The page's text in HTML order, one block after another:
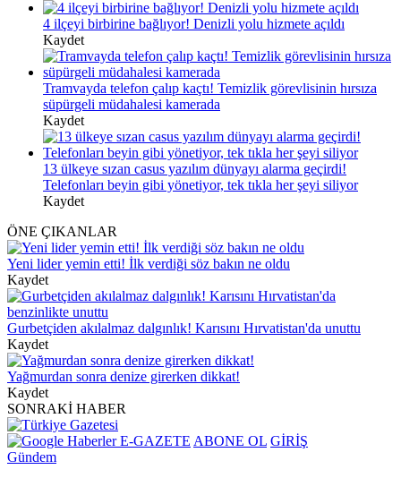
4 ilçeyi birbirine bağlıyor! Denizli yolu hizmete açıldı
Kaydet
Tramvayda telefon çalıp kaçtı! Temizlik görevlisinin hırsıza
süpürgeli müdahalesi kamerada
Kaydet
13 ülkeye sızan casus yazılım dünyayı alarma geçirdi!
Telefonları beyin gibi yönetiyor, tek tıkla her şeyi siliyor
Kaydet
ÖNE ÇIKANLAR
Yeni lider yemin etti! İlk verdiği söz bakın ne oldu
Kaydet
Gurbetçiden akılalmaz dalgınlık! Karısını Hırvatistan'da unuttu
Kaydet
Yağmurdan sonra denize girerken dikkat!
Kaydet
SONRAKİ HABER
E-GAZETE ABONE OL GİRİŞ
Gündem